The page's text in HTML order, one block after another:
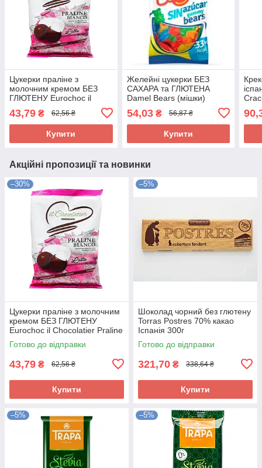
Цукерки праліне з
молочним кремом БЕЗ
ГЛЮТЕНУ Eurochoc il
Chocolatier Praline Bianco
100г Іспанія
43,79 ₴ 62,56 ₴
Купити
Желейні цукерки БЕЗ
САХАРА та ГЛЮТЕНА
Damel Bears (мішки)
54,03₴ 56,87 ₴
Купити
Акційні пропозиції та новинки
–30%
Цукерки праліне з молочним
кремом БЕЗ ГЛЮТЕНУ
Eurochoc il Chocolatier Praline
Bianco 100г Іспанія
Готово до відправки
43,79 ₴ 62,56 ₴
Купити
–5%
Шоколад чорний без глютену
Torras Postres 70% какао
Іспанія 300г
Готово до відправки
321,70 ₴ 338,64 ₴
Купити
–5% –5%